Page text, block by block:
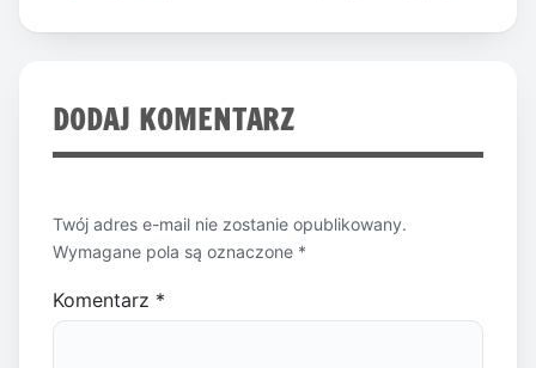
DODAJ KOMENTARZ
Twój adres e-mail nie zostanie opublikowany.
Wymagane pola są oznaczone *
Komentarz *